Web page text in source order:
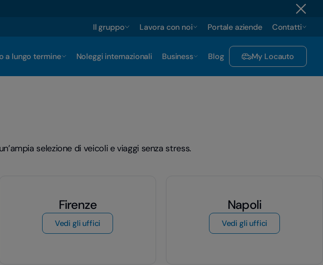
Il gruppo Lavora con noi Portale aziende Contatti
a lungo termine Noleggi internazionali Business Blog My Locauto
selezione di veicoli e viaggi senza stress.
Firenze
Vedi gli uffici
Napoli
Vedi gli uffici